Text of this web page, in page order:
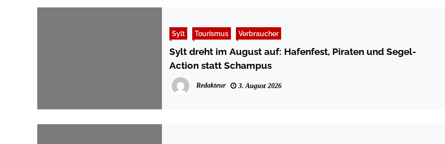
Sylt Tourismus Verbraucher
Sylt dreht im August auf: Hafenfest, Piraten und Segel-
Action statt Schampus
Redakteur 3. August 2026